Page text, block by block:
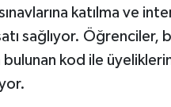
katılma ve
sağlıyor. Öğrenciler,
kod ile